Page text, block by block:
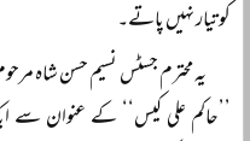
کو تیار نہیں پاتے۔
یہ محترم جسٹس نسیم حسن شاہ
’’حاکم علی کیس‘‘ کے عنوان سے